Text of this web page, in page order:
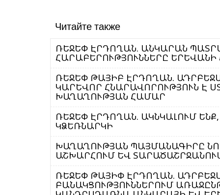
Читайте также
ՌԵՋԵՓ ԷՐԴՈՂԱՆ. ԱՆԿԱՐԱՆ
ՀԱՐԱԲԵՐՈՒԹՅՈՒՆՆԵՐԸ ԵՐԵՎԱՆԻ
ՌԵՋԵՓ ԹԱՅԻԲ ԷՐԴՈՂԱՆ.
ԿԱՐԵՎՈՐ ՀՆԱՐԱՎՈՐՈՒԹՅՈՒՆ Է
ԽԱՂԱՂՈՒԹՅԱՆ ՀԱՄԱՐ
ՌԵՋԵՓ ԷՐԴՈՂԱՆ. ԱԿՆԿԱԼՈՒՄ
ԿՁԵՌՆԱՐԿԻ
ԽԱՂԱՂՈՒԹՅԱՆ ՊԱՅՄԱՆԱԳԻՐԸ
ԱՇԽԱՐՀՈՒՄ ԵՎ
ՌԵՋԵՓ ԹԱՅԻՓ ԷՐԴՈՂԱՆ.
ԲԱՆԱԿՑՈՒԹՅՈՒՆՆԵՐՈՒՄ